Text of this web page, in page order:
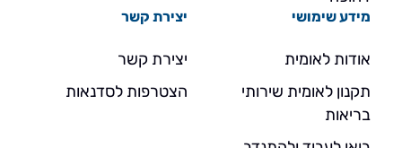
מידע שימושי
אודות לאומית
תקנון לאומית שירותי
בריאות
יצירת קשר
יצירת קשר
הצטרפות לסדנאות